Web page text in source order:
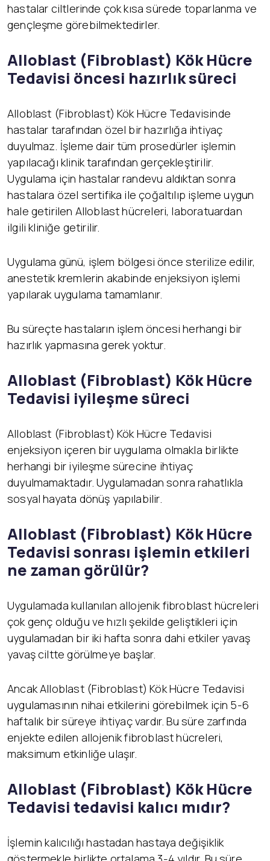
hastalar ciltlerinde çok kısa sürede toparlanma ve
gençleşme görebilmektedirler.
Alloblast (Fibroblast) Kök Hücre
Tedavisi öncesi hazırlık süreci
Alloblast (Fibroblast) Kök Hücre Tedavisinde
hastalar tarafından özel bir hazırlığa ihtiyaç
duyulmaz. İşleme dair tüm prosedürler işlemin
yapılacağı klinik tarafından gerçekleştirilir.
Uygulama için hastalar randevu aldıktan sonra
hastalara özel sertifika ile çoğaltılıp işleme uygun
hale getirilen Alloblast hücreleri, laboratuardan
ilgili kliniğe getirilir.
Uygulama günü, işlem bölgesi önce sterilize edilir,
anestetik kremlerin akabinde enjeksiyon işlemi
yapılarak uygulama tamamlanır.
Bu süreçte hastaların işlem öncesi herhangi bir
hazırlık yapmasına gerek yoktur.
Alloblast (Fibroblast) Kök Hücre
Tedavisi iyileşme süreci
Alloblast (Fibroblast) Kök Hücre Tedavisi
enjeksiyon içeren bir uygulama olmakla birlikte
herhangi bir iyileşme sürecine ihtiyaç
duyulmamaktadır. Uygulamadan sonra rahatlıkla
sosyal hayata dönüş yapılabilir.
Alloblast (Fibroblast) Kök Hücre
Tedavisi sonrası işlemin etkileri
ne zaman görülür?
Uygulamada kullanılan allojenik fibroblast hücreleri
çok genç olduğu ve hızlı şekilde geliştikleri için
uygulamadan bir iki hafta sonra dahi etkiler yavaş
yavaş ciltte görülmeye başlar.
Ancak Alloblast (Fibroblast) Kök Hücre Tedavisi
uygulamasının nihai etkilerini görebilmek için 5-6
haftalık bir süreye ihtiyaç vardır. Bu süre zarfında
enjekte edilen allojenik fibroblast hücreleri,
maksimum etkinliğe ulaşır.
Alloblast (Fibroblast) Kök Hücre
Tedavisi tedavisi kalıcı mıdır?
İşlemin kalıcılığı hastadan hastaya değişiklik